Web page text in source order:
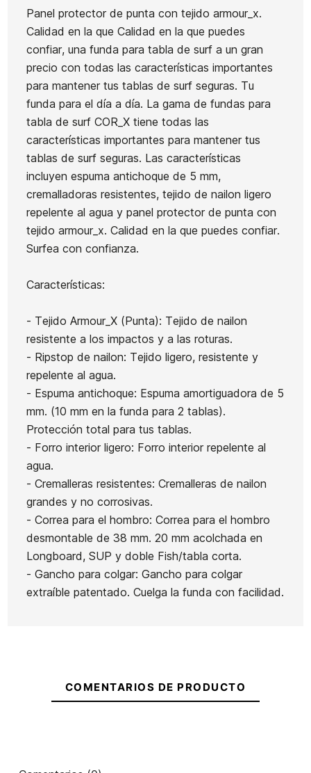
Panel protector de punta con tejido armour_x.
Calidad en la que Calidad en la que puedes
confiar, una funda para tabla de surf a un gran
precio con todas las características importantes
para mantener tus tablas de surf seguras. Tu
funda para el día a día. La gama de fundas para
tabla de surf COR_X tiene todas las
características importantes para mantener tus
tablas de surf seguras. Las características
incluyen espuma antichoque de 5 mm,
cremalladoras resistentes, tejido de nailon ligero
repelente al agua y panel protector de punta con
tejido armour_x. Calidad en la que puedes confiar.
Surfea con confianza.
Características:
- Tejido Armour_X (Punta): Tejido de nailon
resistente a los impactos y a las roturas.
- Ripstop de nailon: Tejido ligero, resistente y
repelente al agua.
- Espuma antichoque: Espuma amortiguadora de 5
mm. (10 mm en la funda para 2 tablas).
Protección total para tus tablas.
- Forro interior ligero: Forro interior repelente al
agua.
- Cremalleras resistentes: Cremalleras de nailon
grandes y no corrosivas.
- Correa para el hombro: Correa para el hombro
desmontable de 38 mm. 20 mm acolchada en
Longboard, SUP y doble Fish/tabla corta.
- Gancho para colgar: Gancho para colgar
extraíble patentado. Cuelga la funda con facilidad.
Marca Ocean Earth
ReferenciaOE-FUTAX55830
En stock 2 Artículos
Ean13 21104583
Quillas Deflow Rocket
Futures Negra
Quillas Deflow Arin Vivid
Twin Future
92,00 € 73,60 €
No hay características
COMENTARIOS DE PRODUCTO